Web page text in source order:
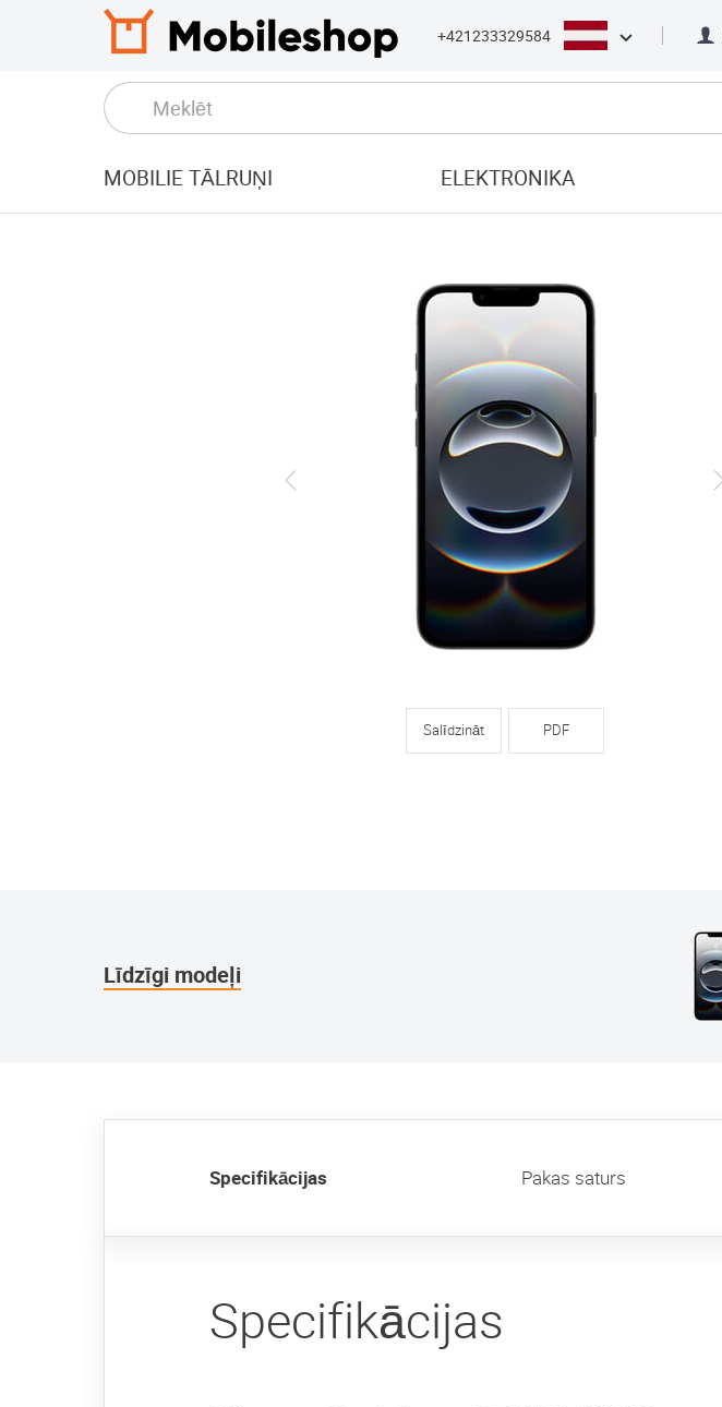
+421233329584
MOBILIE TĀLRUŅI ELEKTRONIKA
Salīdzināt PDF
Līdzīgi modeļi
Specifikācijas Pakas saturs
Specifikācijas